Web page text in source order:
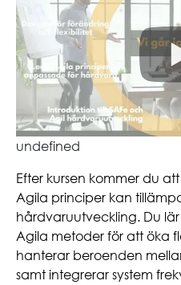
undefined
Efter kursen kommer du
Agila principer kan
hårdvaruutveckling. Du
Agila metoder för att öka
hanterar beroenden
samt integrerar system